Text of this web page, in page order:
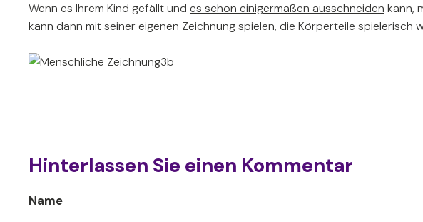
Wenn es Ihrem Kind gefällt und es schon einigermaßen ausschneiden kann,
kann dann mit seiner eigenen Zeichnung spielen, die Körperteile spielerisch
Hinterlassen Sie einen Kommentar
Name